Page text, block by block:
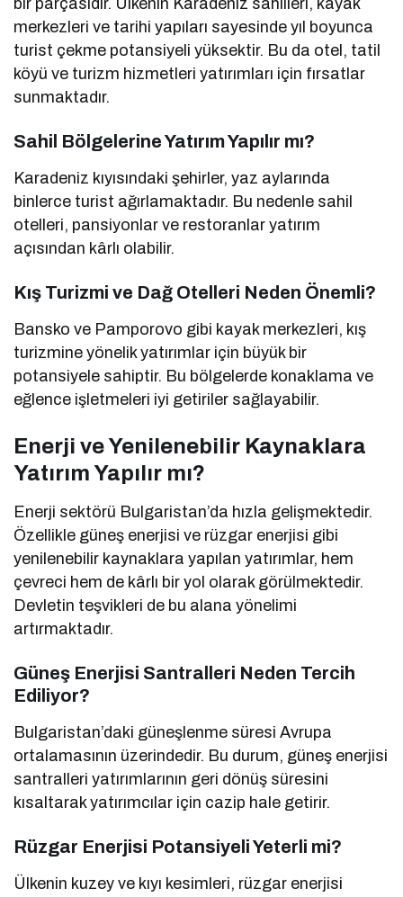
bir parçasıdır. Ülkenin Karadeniz sahilleri, kayak
merkezleri ve tarihi yapıları sayesinde yıl boyunca
turist çekme potansiyeli yüksektir. Bu da otel, tatil
köyü ve turizm hizmetleri yatırımları için fırsatlar
sunmaktadır.
Sahil Bölgelerine Yatırım Yapılır mı?
Karadeniz kıyısındaki şehirler, yaz aylarında
binlerce turist ağırlamaktadır. Bu nedenle sahil
otelleri, pansiyonlar ve restoranlar yatırım
açısından kârlı olabilir.
Kış Turizmi ve Dağ Otelleri Neden Önemli?
Bansko ve Pamporovo gibi kayak merkezleri, kış
turizmine yönelik yatırımlar için büyük bir
potansiyele sahiptir. Bu bölgelerde konaklama ve
eğlence işletmeleri iyi getiriler sağlayabilir.
Enerji ve Yenilenebilir Kaynaklara
Yatırım Yapılır mı?
Enerji sektörü Bulgaristan’da hızla gelişmektedir.
Özellikle güneş enerjisi ve rüzgar enerjisi gibi
yenilenebilir kaynaklara yapılan yatırımlar, hem
çevreci hem de kârlı bir yol olarak görülmektedir.
Devletin teşvikleri de bu alana yönelimi
artırmaktadır.
Güneş Enerjisi Santralleri Neden Tercih
Ediliyor?
Bulgaristan’daki güneşlenme süresi Avrupa
ortalamasının üzerindedir. Bu durum, güneş enerjisi
santralleri yatırımlarının geri dönüş süresini
kısaltarak yatırımcılar için cazip hale getirir.
Rüzgar Enerjisi Potansiyeli Yeterli mi?
Ülkenin kuzey ve kıyı kesimleri, rüzgar enerjisi